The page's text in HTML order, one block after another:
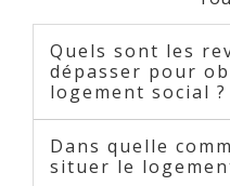
Quels sont les
dépasser pour
logement social ?
Dans quelle
situer le